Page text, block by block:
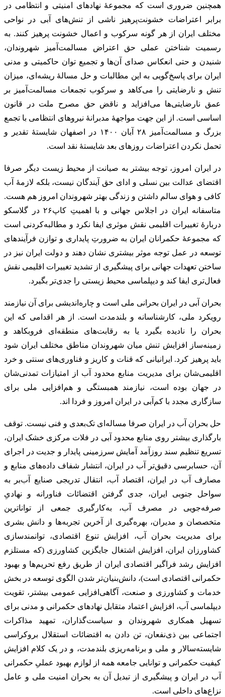
همچنین ضروری است که مجموعهٔ نهادهای امنیتی و انتظامی در
برابر اعتراضات خشونت‌پرهیز ناشی از تنش‌های آبی در نواحی
مختلف ایران از هر گونه سرکوب و اعمال خشونت پرهیز کنند. به
رسمیت شناختن عملی حق اعتراض مسالمت‌آمیز شهروندان،
شنیدن و حتی انعکاس صدای آن‌ها و تجمیع توان حاکمیتی و مدنی
ایران برای پاسخ‌گویی به این مطالبات و حل مسالهٔ ریشه‌ای، میزان
تنش و نارضایتی را می‌کاهد و سرکوب تجمعات مسالمت‌آمیز بر
عمق نارضایتی‌ها می‌افزاید و ناقض حق مصرح ملت در قانون
اساسی است. از این جهت مواجههٔ مدبرانهٔ نیروهای انتظامی با تجمع
بزرگ و مسالمت‌آمیز ۲۸ آبان ۱۴۰۰ در اصفهان شایستهٔ تقدیر و
تحمل نکردن اعتراضات روزهای بعد شایستهٔ نقد است.
در ایران امروز، توجه بیشتر به صیانت از محیط زیست دیگر صرفا
اقتضای عدالت بین نسلی و ادای حق آیندگان نیست، بلکه لازمهٔ آب
کافی و هوای سالم داشتن و زندگی بهتر شهروندان امروز هم هست.
متاسفانه ایران در اجلاس جهانی و با اهمیتِ کاپ‌۲۶ در گلاسکو
دربارهٔ تغییرات اقلیمی نقش موثری ایفا نکرد و مطالبه‌کردنی است
که مجموعهٔ حکمرانان ایران به ضرورتِ پایداری و توازن فرآیندهای
توسعه در عمل توجه موثر بیشتری نشان دهند و دولت ایران نیز در
ساختن تعهدات جهانی برای پیشگیری از تشدید تغییرات اقلیمی نقش
فعال‌تری ایفا کند و دیپلماسی محیط زیستی را جدی‌تر بگیرد.
بحران آبی در ایران بحرانی ملی است و چاره‌اندیشی برای آن نیازمند
رویکرد ملی، کارشناسانه و بلندمدت است. از هر اقدامی که این
بحران را نادیده بگیرد یا به رقابت‌های منطقه‌ای فروبکاهد و
زمینه‌ساز افزایش تنش میان شهروندان مناطق مختلف ایران شود
باید پرهیز کرد. ایرانیانی که قنات و کاریز و فناوری‌های سنتی و خرد
اقلیمی‌شان برای مدیریت منابع محدود آب از امتیازات تمدنی‌شان
در جهان بوده است، نیازمند همبستگی و هم‌افزایی ملی برای
سازگاری مجدد با کم‌آبی در ایران امروز و فردا ‌اند.
حل بحران آب در ایران صرفا مساله‌ای تک‌بعدی و فنی نیست. توقف
بارگذاری بیشتر روی منابع محدود آبی در فلات مرکزی خشک ایران،
تسریع تنظیم سند روزآمد آمایش سرزمینی پایدار و جدیت در اجرای
آن، حسابرسی دقیق‌تر آب در ایران، انتشار شفاف داده‌های منابع و
مصارف آب در ایران، اقتصاد آب، انتقال تدریجی صنایع آب‌بر به
سواحل جنوبی ایران، جدی گرفتن اقتضائات فناورانه و نهادیِ
صرفه‌جویی در مصرف آب، به‌کارگیری جمعی از تواناترین
متخصصان و مدیران، بهره‌گیری از آخرین تجربه‌ها و دانش بشری
برای مدیریت بحران آب، افزایش تنوع اقتصادی، توانمندسازی
کشاورزان ایران، افزایش اشتغال جایگزین کشاورزی (که مستلزم
افزایش رشد فراگیر اقتصادی ایران از طریق رفع تحریم‌ها و بهبود
حکمرانی اقتصادی است)، دانش‌بنیان‌تر شدن الگوی توسعه در بخش
خدمات و کشاورزی و صنعت، آگاهی‌افزایی عمومی بیشتر، تقویت
دیپلماسی آب، افزایش اعتماد متقابل نهادهای حکمرانی و مدنی برای
تسهیل همکاری‌ شهروندان و سیاست‌گذاران، تمهید مذاکرات
اجتماعی بین ذی‌نفعان، تن دادن به اقتضائات استقلال بروکراسی
شایسته‌سالار و ملی و برنامه‌ریزی بلندمدت، و در یک کلام افزایش
کیفیت حکمرانی و توانایی جامعه همه از لوازم بهبود عملیِ حکمرانی
آب در ایران و پیشگیری از تبدیل آن به بحران امنیت ملی و عامل
نزاع‌های داخلی است.